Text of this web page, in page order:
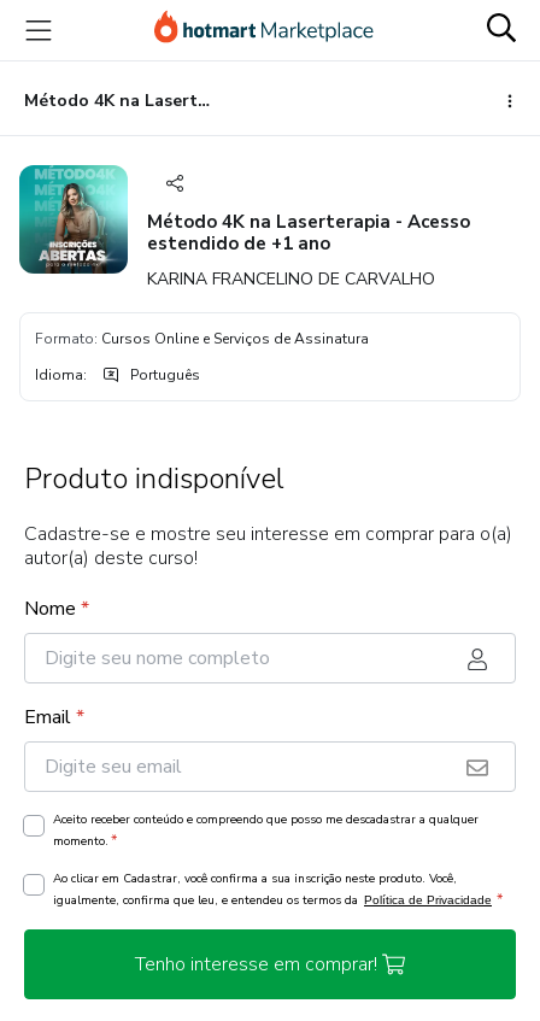
para
conteúdo
principal
para
pagamento
para
rodapé
Método 4K na Laserterapia - Acesso estendido de +1 ano
Método 4K na Laserterapia - Acesso
estendido de +1 ano
KARINA FRANCELINO DE CARVALHO
Formato: Cursos Online e Serviços de Assinatura
Idioma: Português
Produto indisponível
Cadastre-se e mostre seu interesse em comprar para o(a)
autor(a) deste curso!
Nome *
Email*
Aceito receber conteúdo e compreendo que posso me descadastrar a qualquer
momento. *
Ao clicar em Cadastrar, você confirma a sua inscrição neste produto. Você,
igualmente, confirma que leu, e entendeu os termos da Política de Privacidade *
Tenho interesse em comprar!